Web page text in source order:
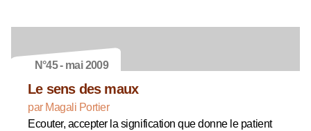
N°45 - mai 2009
Le sens des maux
par Magali Portier
Ecouter, accepter la signification que donne le patient